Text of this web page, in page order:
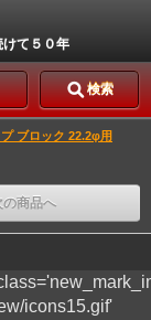
て５０年
検索
ブロック 22.2φ用
の商品へ